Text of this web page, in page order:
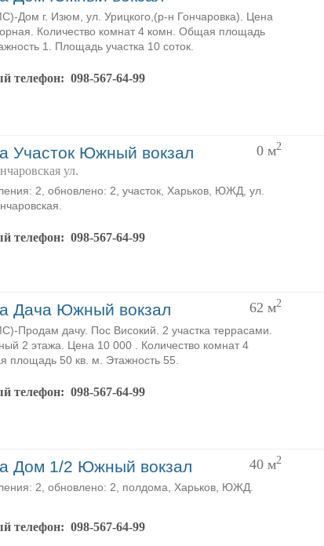
Дом г. Изюм, ул. Урицкого,(р-н Гончаровка). Цена
Количество комнат 4 комн. Общая площадь
1. Площадь участка 10 соток.
телефон: 098-567-64-99
Участок Южный вокзал 0м2
ул.
2, обновлено: 2, участок, Харьков, ЮЖД, ул.
телефон: 098-567-64-99
Дача Южный вокзал 62 м2
Продам дачу. Пос Високий. 2 участка террасами.
2 этажа. Цена 10 000 . Количество комнат 4
площадь 50 кв. м. Этажность 55.
телефон: 098-567-64-99
Дом 1/2 Южный вокзал 40м2
2, обновлено: 2, полдома, Харьков, ЮЖД.
телефон: 098-567-64-99